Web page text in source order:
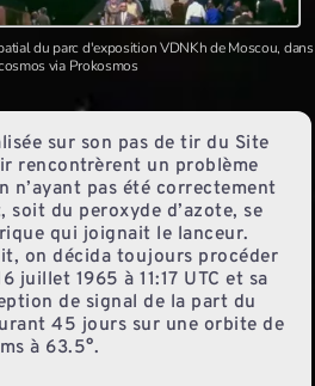
du parc d'exposition VDNKh de Moscou, dans
via Prokosmos
sur son pas de tir du Site
rencontrèrent un problème
n’ayant pas été correctement
du peroxyde d’azote, se
qui joignait le lanceur.
on décida toujours procéder
juillet 1965 à 11:17 UTC et sa
de signal de la part du
45 jours sur une orbite de
à 63.5°.